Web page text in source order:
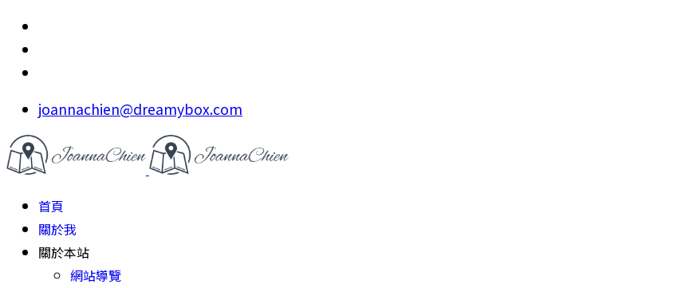
joannachien@dreamybox.com
首頁
關於我
關於本站
網站導覽